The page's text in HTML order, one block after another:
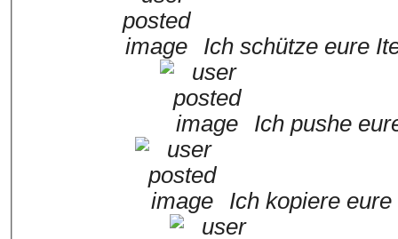
Ich schütze eure
Ich pushe
Ich kopiere